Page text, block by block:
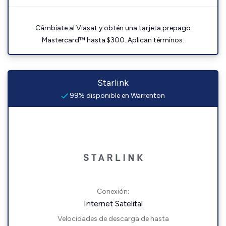
Cámbiate al Viasat y obtén una tarjeta prepago
Mastercard™ hasta $300. Aplican términos.
Starlink
99% disponible en Warrenton
Conexión:
Internet Satelital
Velocidades de descarga de hasta